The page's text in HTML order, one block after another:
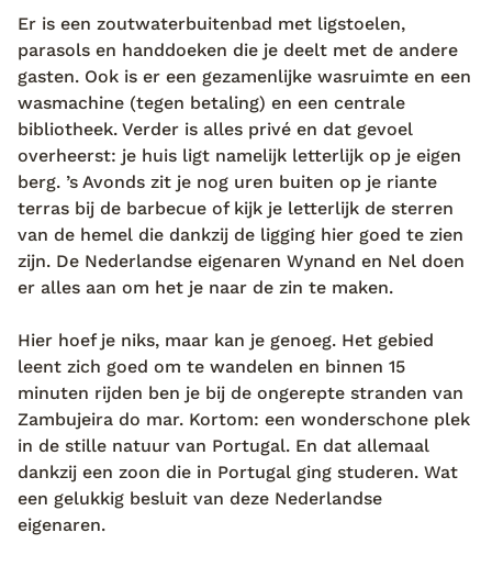
we binnen in de woonkeuken. En pas bij het
zoutwaterzwembad kom ik de andere gasten tegen.
Waar een familieband je wel allemaal niet kan
brengen, bedenk ik me. En lachend plug ik nog wat
verder uit, terwijl de zon langzaam achter mijn eigen
berg zakt.
Er is een zoutwaterbuitenbad met ligstoelen,
parasols en handdoeken die je deelt met de andere
gasten. Ook is er een gezamenlijke wasruimte en een
wasmachine (tegen betaling) en een centrale
bibliotheek. Verder is alles privé en dat gevoel
overheerst: je huis ligt namelijk letterlijk op je eigen
berg. ’s Avonds zit je nog uren buiten op je riante
terras bij de barbecue of kijk je letterlijk de sterren
van de hemel die dankzij de ligging hier goed te zien
zijn. De Nederlandse eigenaren Wynand en Nel doen
er alles aan om het je naar de zin te maken.
Hier hoef je niks, maar kan je genoeg. Het gebied
leent zich goed om te wandelen en binnen 15
minuten rijden ben je bij de ongerepte stranden van
Zambujeira do mar. Kortom: een wonderschone plek
in de stille natuur van Portugal. En dat allemaal
dankzij een zoon die in Portugal ging studeren. Wat
een gelukkig besluit van deze Nederlandse
eigenaren.